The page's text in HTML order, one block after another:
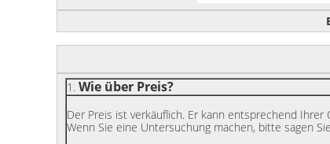
1. Wie über Preis?
Der Preis ist verkäuflich. Er kann entsprechend
Wenn Sie eine Untersuchung machen, bitte sagen